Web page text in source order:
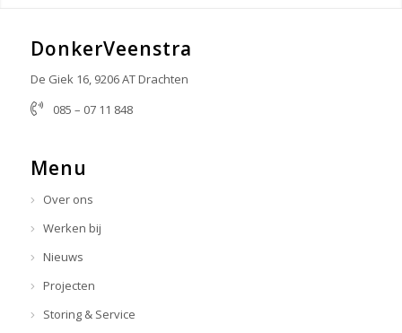
DonkerVeenstra
De Giek 16, 9206 AT Drachten
085 – 07 11 848
Menu
Over ons
Werken bij
Nieuws
Projecten
Storing & Service